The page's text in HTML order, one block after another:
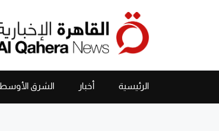
الرئيسية أخبار الشرق الأوسط